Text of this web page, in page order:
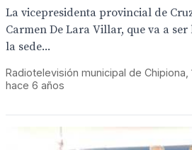
La vicepresidenta provincial de
Carmen De Lara Villar, que va a
la sede...
Radiotelevisión municipal de Chipiona,
hace 6 años